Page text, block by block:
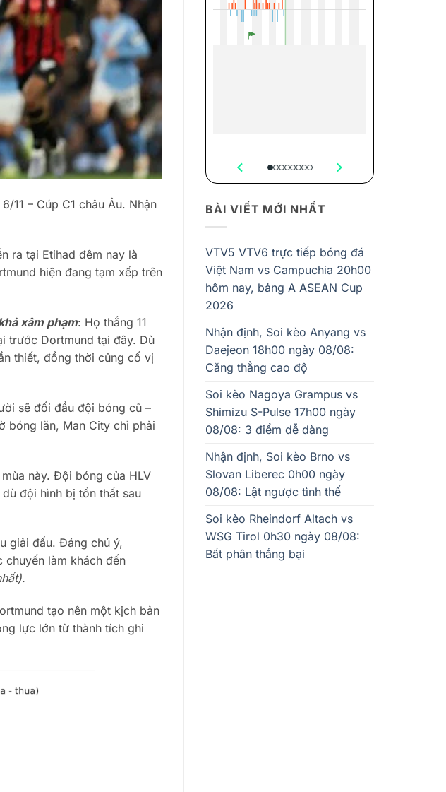
11 – Cúp C1 châu Âu. Nhận
ra tại Etihad đêm nay là
hiện đang tạm xếp trên
xâm phạm: Họ thắng 11
trước Dortmund tại đây. Dù
thiết, đồng thời củng cố vị
sẽ đối đầu đội bóng cũ –
bóng lăn, Man City chỉ phải
này. Đội bóng của HLV
đội hình bị tổn thất sau
giải đấu. Đáng chú ý,
làm khách đến
tạo nên một kịch bản
lực lớn từ thành tích ghi
BÀI VIẾT MỚI NHẤT
VTV5 VTV6 trực tiếp bóng đá
Việt Nam vs Campuchia 20h00
hôm nay, bảng A ASEAN Cup
2026
Nhận định, Soi kèo Anyang vs
Daejeon 18h00 ngày 08/08:
Căng thẳng cao độ
Soi kèo Nagoya Grampus vs
Shimizu S-Pulse 17h00 ngày
08/08: 3 điểm dễ dàng
Nhận định, Soi kèo Brno vs
Slovan Liberec 0h00 ngày
08/08: Lật ngược tình thế
Soi kèo Rheindorf Altach vs
WSG Tirol 0h30 ngày 08/08:
Bất phân thắng bại